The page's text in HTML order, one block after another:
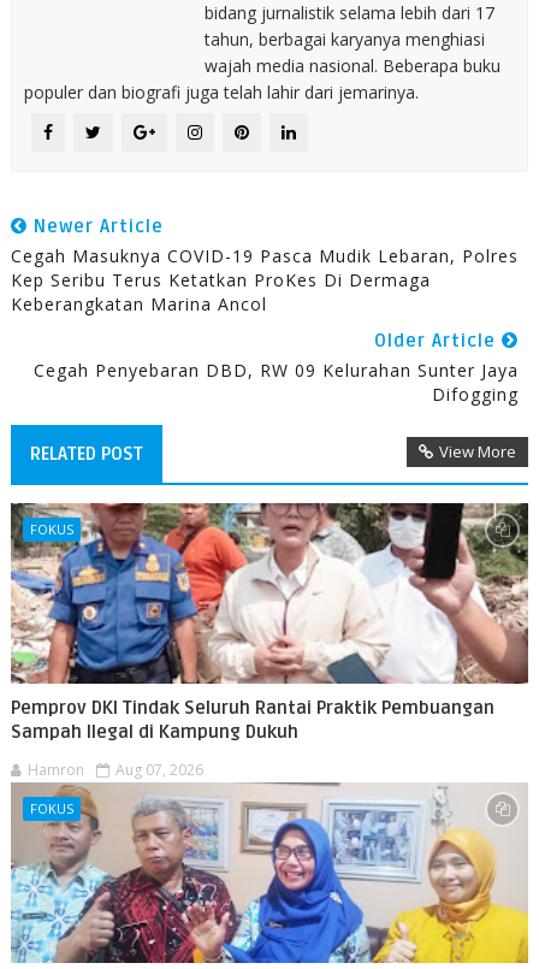
bidang jurnalistik selama lebih dari 17
tahun, berbagai karyanya menghiasi
wajah media nasional. Beberapa buku
populer dan biografi juga telah lahir dari jemarinya.
Newer Article
Cegah Masuknya COVID-19 Pasca Mudik Lebaran, Polres
Kep Seribu Terus Ketatkan ProKes Di Dermaga
Keberangkatan Marina Ancol
Older Article
Cegah Penyebaran DBD, RW 09 Kelurahan Sunter Jaya
Difogging
RELATED POST View More
FOKUS
Pemprov DKI Tindak Seluruh Rantai Praktik Pembuangan
Sampah Ilegal di Kampung Dukuh
Hamron Aug 07, 2026
FOKUS